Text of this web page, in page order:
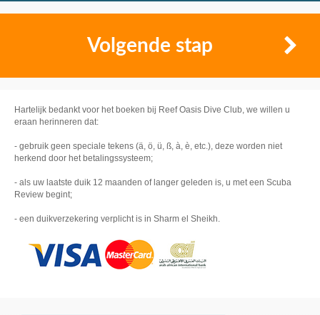
Volgende stap
Hartelijk bedankt voor het boeken bij Reef Oasis Dive Club, we willen u
eraan herinneren dat:
- gebruik geen speciale tekens (ä, ö, ü, ß, à, è, etc.), deze worden niet
herkend door het betalingssysteem;
- als uw laatste duik 12 maanden of langer geleden is, u met een Scuba
Review begint;
- een duikverzekering verplicht is in Sharm el Sheikh.